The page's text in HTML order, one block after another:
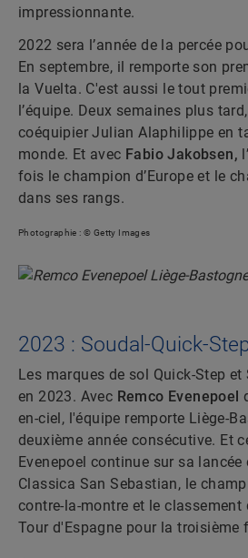
impressionnante.
2022 sera l’année de la percée
En septembre, il remporte son
la Vuelta. C'est aussi le tout
l’équipe. Deux semaines plus
coéquipier Julian Alaphilippe en
monde. Et avec Fabio Jakobsen,
fois le champion d’Europe et le
dans ses rangs.
Photographie : © Getty Images
2023 : Soudal-Quick-
Les marques de sol Quick-Step
en 2023. Avec Remco Evenepoel
en-ciel, l'équipe remporte Liège-
deuxième année consécutive. Et
Evenepoel continue sur sa lancée
Classica San Sebastian, le
contre-la-montre et le classement
Tour d'Espagne pour la troisième